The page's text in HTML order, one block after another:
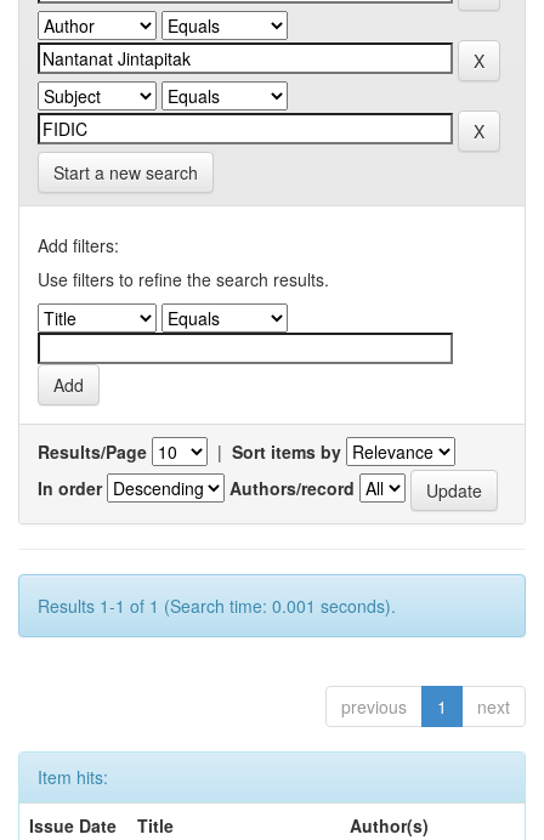
Start a new search
Add filters:
Use filters to refine the search results.
Results/Page | Sort items by
In order
Authors/record
Results 1-1 of 1 (Search time: 0.001 seconds).
previous 1 next
Item hits:
Issue Date
Title
Author(s)